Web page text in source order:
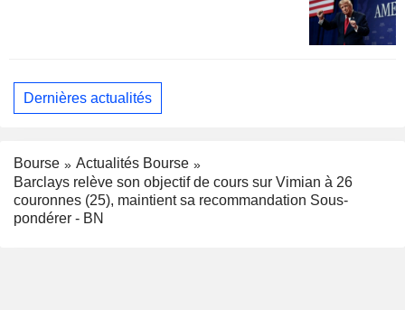
Dernières actualités
Bourse
Actualités Bourse
Barclays relève son objectif de cours sur Vimian à 26
couronnes (25), maintient sa recommandation Sous-
pondérer - BN